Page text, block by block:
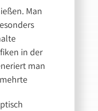
Man
in der
man